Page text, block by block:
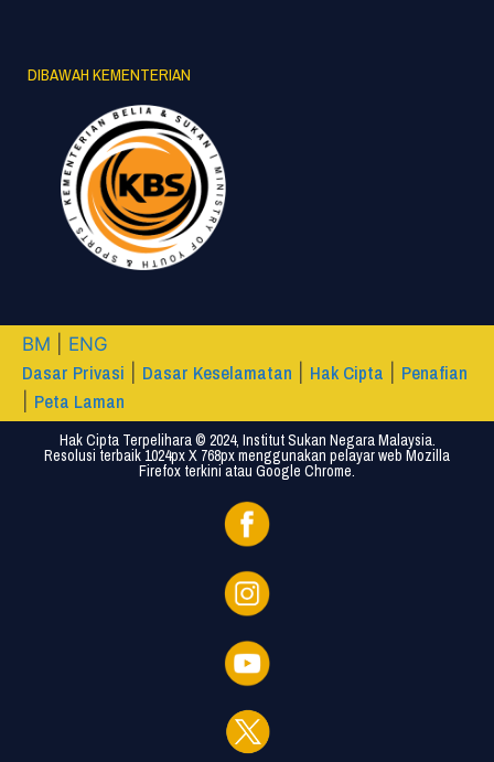
DIBAWAH KEMENTERIAN
BM ENG
Dasar Privasi Dasar Keselamatan Hak Cipta Penafian
Peta Laman
Hak Cipta Terpelihara © 2024, Institut Sukan Negara Malaysia.
Resolusi terbaik 1024px X 768px menggunakan pelayar web Mozilla
Firefox terkini atau Google Chrome.